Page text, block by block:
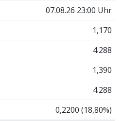
07.08.26 23:00 Uhr
1,170
4.288
1,390
4.288
0,2200 (18,80%)